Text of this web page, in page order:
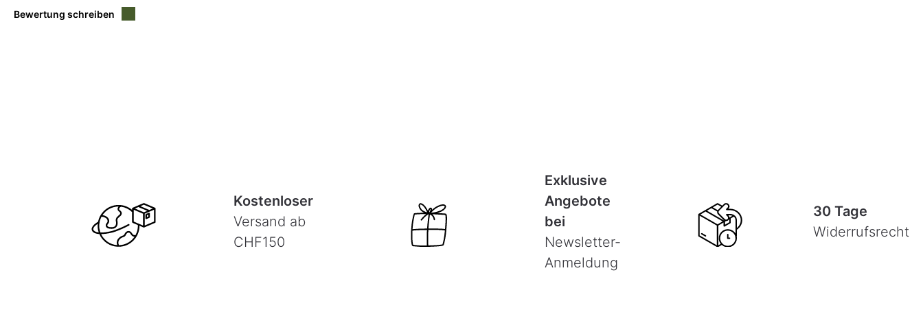
Bewertung schreiben
Kostenloser
Versand ab
CHF150
Exklusive
Angebote
bei
Newsletter-
Anmeldung
30 Tage
Widerrufsrecht